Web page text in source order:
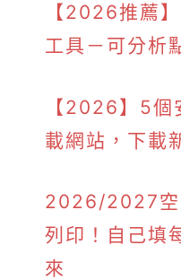
【2026推薦
工具－可分析
【2026】5個
載網站，下載
2026/2027空
列印！自己填
來